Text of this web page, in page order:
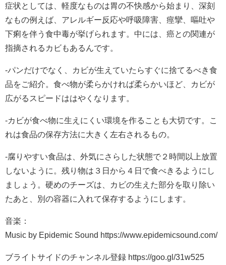
症状としては、軽度なものは胃の不快感から始まり、深刻
なもの例えば、アレルギー反応や呼吸障害、痙攣、嘔吐や
下痢を伴う食中毒が挙げられます。中には、癌との関連が
指摘されるカビもあるんです。
-パンだけでなく、カビが生えていたらすぐに捨てるべき食
品をご紹介。食べ物が柔らかければ柔らかいほど、カビが
広がるスピードははやくなります。
-カビが食べ物に生えにくい環境を作ることも大切です。こ
れは食品の保存方法に大きく左右されるもの。
-腐りやすい食品は、外気にさらした状態で２時間以上放置
しないように。残り物は３日から４日で食べきるようにし
ましょう。硬めのチーズは、カビの生えた部分を取り除い
たあと、別の容器に入れて保存するようにします。
音楽：
Music by Epidemic Sound https://www.epidemicsound.com/
ブライトサイドのチャンネル登録 https://goo.gl/31w525